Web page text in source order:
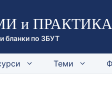
и ПРАКТИКА
бланки по ЗБУТ
Теми